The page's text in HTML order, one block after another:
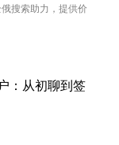
搜索助力，提供价
：从初聊到签